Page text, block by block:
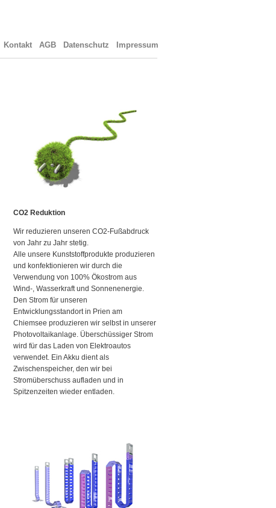
Kontakt AGB Datenschutz Impressum
CO2 Reduktion
Wir reduzieren unseren CO2-Fußabdruck
von Jahr zu Jahr stetig.
Alle unsere Kunststoffprodukte produzieren
und konfektionieren wir durch die
Verwendung von 100% Ökostrom aus
Wind-, Wasserkraft und Sonnenenergie.
Den Strom für unseren
Entwicklungsstandort in Prien am
Chiemsee produzieren wir selbst in unserer
Photovoltaikanlage. Überschüssiger Strom
wird für das Laden von Elektroautos
verwendet. Ein Akku dient als
Zwischenspeicher, den wir bei
Stromüberschuss aufladen und in
Spitzenzeiten wieder entladen.